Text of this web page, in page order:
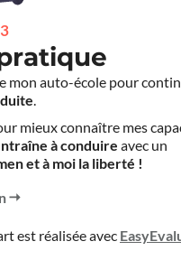
mon auto-école pour
.
mieux connaître mes
à conduire avec un
et à moi la liberté !
est réalisée avec